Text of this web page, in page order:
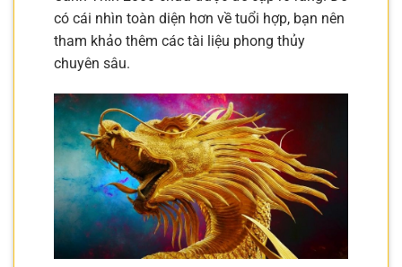
có cái nhìn toàn diện hơn về tuổi hợp, bạn nên
tham khảo thêm các tài liệu phong thủy
chuyên sâu.